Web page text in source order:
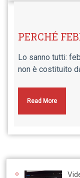
PERCHÉ
Lo sanno tutti:
non è costituito
Read More